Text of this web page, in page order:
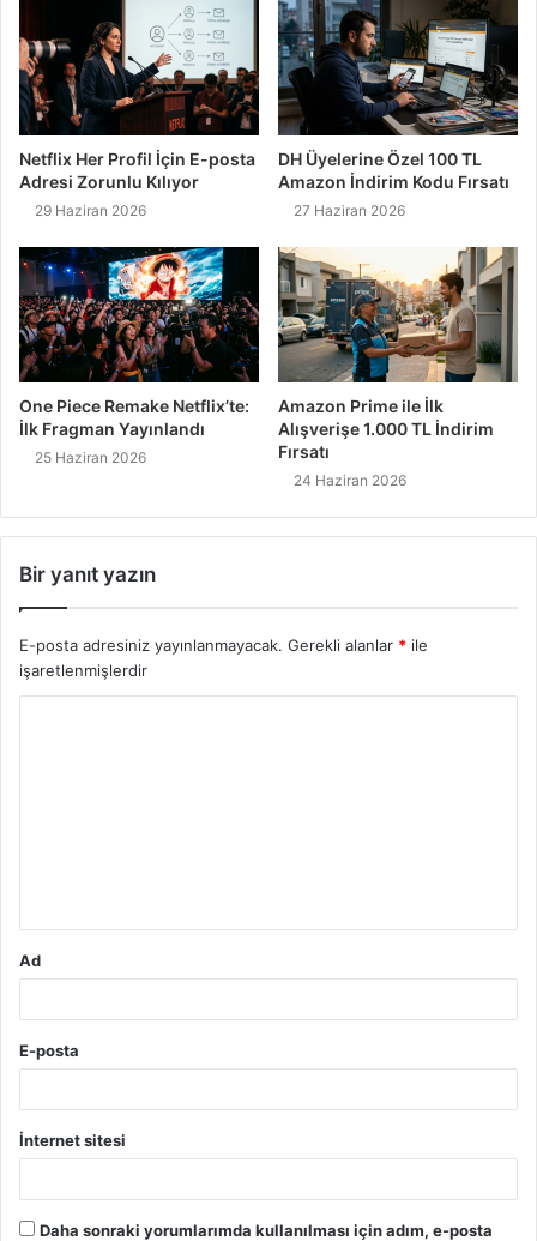
Netflix Her Profil İçin E-posta
Adresi Zorunlu Kılıyor
29 Haziran 2026
DH Üyelerine Özel 100 TL
Amazon İndirim Kodu Fırsatı
27 Haziran 2026
One Piece Remake Netflix’te:
İlk Fragman Yayınlandı
25 Haziran 2026
Amazon Prime ile İlk
Alışverişe 1.000 TL İndirim
Fırsatı
24 Haziran 2026
Bir yanıt yazın
E-posta adresiniz yayınlanmayacak. Gerekli alanlar * ile
işaretlenmişlerdir
Ad
E-posta
İnternet sitesi
Daha sonraki yorumlarımda kullanılması için adım, e-posta